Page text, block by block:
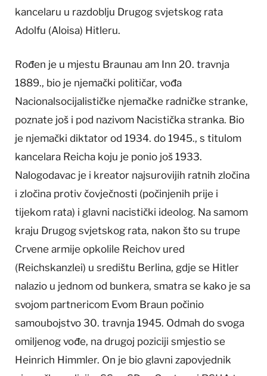
kancelaru u razdoblju Drugog svjetskog rata
Adolfu (Aloisa) Hitleru.
Rođen je u mjestu Braunau am Inn 20. travnja
1889., bio je njemački političar, vođa
Nacionalsocijalističke njemačke radničke stranke,
poznate još i pod nazivom Nacistička stranka. Bio
je njemački diktator od 1934. do 1945., s titulom
kancelara Reicha koju je ponio još 1933.
Nalogodavac je i kreator najsurovijih ratnih zločina
i zločina protiv čovječnosti (počinjenih prije i
tijekom rata) i glavni nacistički ideolog. Na samom
kraju Drugog svjetskog rata, nakon što su trupe
Crvene armije opkolile Reichov ured
(Reichskanzlei) u središtu Berlina, gdje se Hitler
nalazio u jednom od bunkera, smatra se kako je sa
svojom partnericom Evom Braun počinio
samoubojstvo 30. travnja 1945. Odmah do svoga
omiljenog vođe, na drugoj poziciji smjestio se
Heinrich Himmler. On je bio glavni zapovjednik